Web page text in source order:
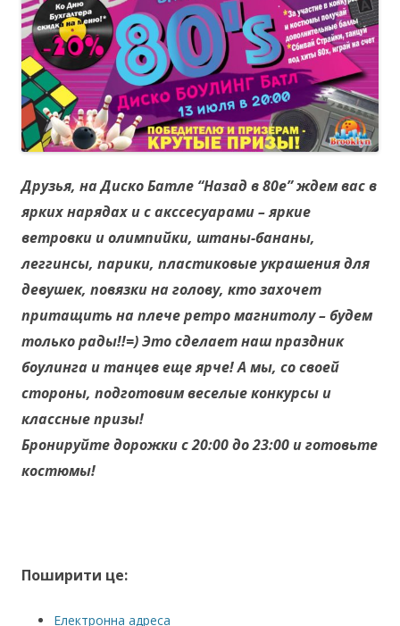
Друзья, на Диско Батле “Назад в 80е” ждем вас в
ярких нарядах и с акссесуарами – яркие
ветровки и олимпийки, штаны-бананы,
леггинсы, парики, пластиковые украшения для
девушек, повязки на голову, кто захочет
притащить на плече ретро магнитолу – будем
только рады!!=) Это сделает наш праздник
боулинга и танцев еще ярче! А мы, со своей
стороны, подготовим веселые конкурсы и
классные призы!
Бронируйте дорожки с 20:00 до 23:00 и готовьте
костюмы!
Поширити це:
Електронна адреса